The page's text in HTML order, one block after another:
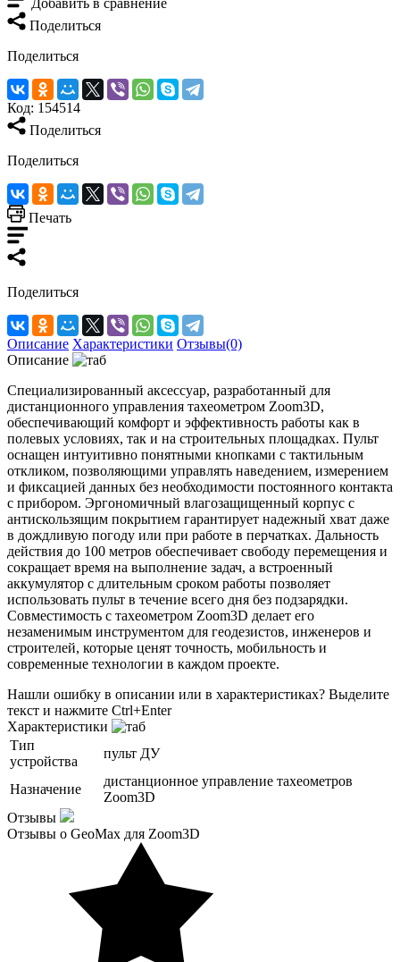
Поделиться
Поделиться
Код: 154514
Поделиться
Поделиться
Печать
Поделиться
Описание Характеристики Отзывы(0)
Описание
Специализированный аксессуар, разработанный для
дистанционного управления тахеометром Zoom3D,
обеспечивающий комфорт и эффективность работы как в
полевых условиях, так и на строительных площадках. Пульт
оснащен интуитивно понятными кнопками с тактильным
откликом, позволяющими управлять наведением, измерением
и фиксацией данных без необходимости постоянного контакта
с прибором. Эргономичный влагозащищенный корпус с
антискользящим покрытием гарантирует надежный хват даже
в дождливую погоду или при работе в перчатках. Дальность
действия до 100 метров обеспечивает свободу перемещения и
сокращает время на выполнение задач, а встроенный
аккумулятор с длительным сроком работы позволяет
использовать пульт в течение всего дня без подзарядки.
Совместимость с тахеометром Zoom3D делает его
незаменимым инструментом для геодезистов, инженеров и
строителей, которые ценят точность, мобильность и
современные технологии в каждом проекте.
Нашли ошибку в описании или в характеристиках? Выделите
текст и нажмите Ctrl+Enter
Характеристики
Тип
устройства
пульт ДУ
Назначение
дистанционное управление тахеометров
Zoom3D
Отзывы
Отзывы о GeoMax для Zoom3D